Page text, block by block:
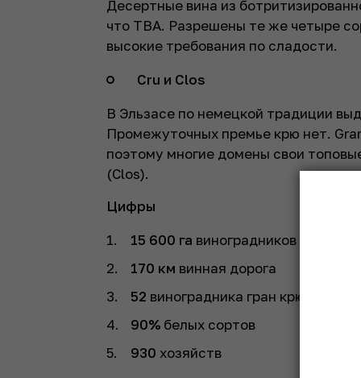
Десертные вина из
что TBA. Разрешены те же четыре
высокие требования по сладости.
Cru и Clos
В Эльзасе по немецкой традиции
Промежуточных премье крю нет.
поэтому многие домены свои
(Clos).
Цифры
15 600 га виноградников
170 км винная дорога
52 виноградника гран крю
90% белых сортов
930 хозяйств